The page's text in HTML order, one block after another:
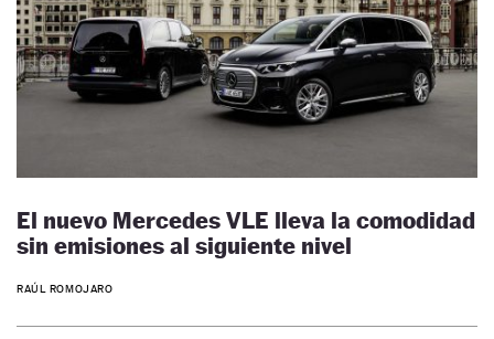
El nuevo Mercedes VLE lleva la comodidad
sin emisiones al siguiente nivel
RAÚL ROMOJARO